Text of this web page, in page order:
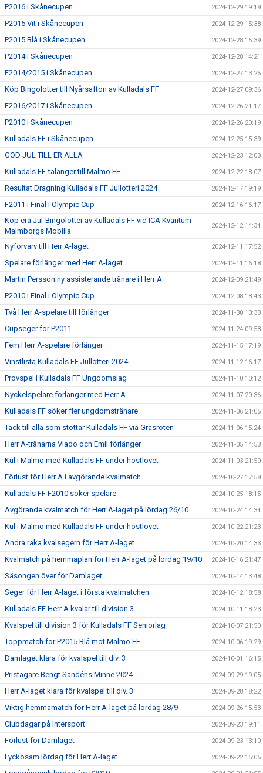
P2016 i Skånecupen 2024-12-29 19:19
P2015 Vit i Skånecupen 2024-12-29 15:38
P2015 Blå i Skånecupen 2024-12-28 15:39
P2014 i Skånecupen 2024-12-28 14:21
F2014/2015 i Skånecupen 2024-12-27 13:25
Köp Bingolotter till Nyårsafton av Kulladals FF 2024-12-27 09:36
F2016/2017 i Skånecupen 2024-12-26 21:17
P2010 i Skånecupen 2024-12-26 20:19
Kulladals FF i Skånecupen 2024-12-25 15:39
GOD JUL TILL ER ALLA 2024-12-23 12:03
Kulladals FF-talanger till Malmö FF 2024-12-22 18:07
Resultat Dragning Kulladals FF Jullotteri 2024 2024-12-17 19:19
F2011 i Final i Olympic Cup 2024-12-16 16:17
Köp era Jul-Bingolotter av Kulladals FF vid ICA Kvantum
Malmborgs Mobilia
2024-12-12 14:34
Nyförvärv till Herr A-laget 2024-12-11 17:52
Spelare förlänger med Herr A-laget 2024-12-11 16:18
Martin Persson ny assisterande tränare i Herr A 2024-12-09 21:49
P2010 i Final i Olympic Cup 2024-12-08 18:43
Två Herr A-spelare till förlänger 2024-11-30 10:33
Cupseger för P2011 2024-11-24 09:58
Fem Herr A-spelare förlänger 2024-11-15 17:19
Vinstlista Kulladals FF Jullotteri 2024 2024-11-12 16:17
Provspel i Kulladals FF Ungdomslag 2024-11-10 10:12
Nyckelspelare förlänger med Herr A 2024-11-07 20:36
Kulladals FF söker fler ungdomstränare 2024-11-06 21:05
Tack till alla som stöttar Kulladals FF via Gräsroten 2024-11-06 15:24
Herr A-tränarna Vlado och Emil förlänger 2024-11-05 14:53
Kul i Malmö med Kulladals FF under höstlovet 2024-11-03 21:50
Förlust för Herr A i avgörande kvalmatch 2024-10-27 17:58
Kulladals FF F2010 söker spelare 2024-10-25 18:15
Avgörande kvalmatch för Herr A-laget på lördag 26/10 2024-10-24 14:34
Kul i Malmö med Kulladals FF under höstlovet 2024-10-22 21:23
Andra raka kvalsegern för Herr A-laget 2024-10-20 14:33
Kvalmatch på hemmaplan för Herr A-laget på lördag 19/10 2024-10-16 21:47
Säsongen över för Damlaget 2024-10-14 13:48
Seger för Herr A-laget i första kvalmatchen 2024-10-12 18:58
Kulladals FF Herr A kvalar till division 3 2024-10-11 18:23
Kvalspel till division 3 för Kulladals FF Seniorlag 2024-10-07 21:50
Toppmatch för P2015 Blå mot Malmö FF 2024-10-06 19:29
Damlaget klara för kvalspel till div. 3 2024-10-01 16:15
Pristagare Bengt Sandéns Minne 2024 2024-09-29 19:05
Herr A-laget klara för kvalspel till div. 3 2024-09-28 18:22
Viktig hemmamatch för Herr A-laget på lördag 28/9 2024-09-26 15:53
Clubdagar på Intersport 2024-09-23 19:11
Förlust för Damlaget 2024-09-23 13:10
Lyckosam lördag för Herr A-laget 2024-09-22 15:05